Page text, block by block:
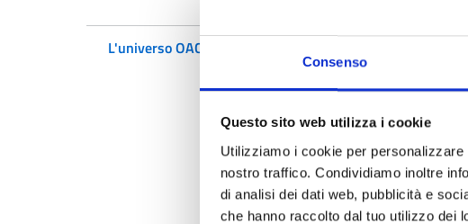
Consenso
Questo sito web utilizza i cookie
Utilizziamo i cookie per
nostro traffico. Condividiamo inoltre
di analisi dei dati web, pubblicità e
che hanno raccolto dal tuo utilizzo dei
L'universo OAC